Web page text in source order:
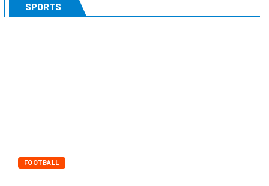
SPORTS
FOOTBALL